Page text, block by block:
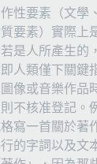
性要素（文學
要素）實際上
是人所產生的
人類僅下關鍵
像或音樂作品
不核准登記。
寫一首關於著
的字詞以及文